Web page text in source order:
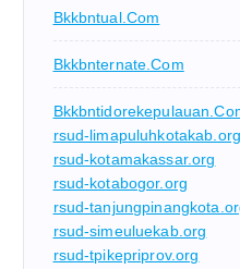
Bkkbntual.com
Bkkbnternate.com
rsud-limapuluhkotakab.org
rsud-kotamakassar.org
rsud-kotabogor.org
rsud-
rsud-simeuluekab.org
rsud-tpikepriprov.org